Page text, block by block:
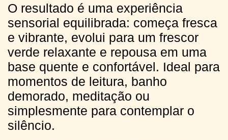
O resultado é uma experiência
sensorial equilibrada: começa fresca
e vibrante, evolui para um frescor
verde relaxante e repousa em uma
base quente e confortável. Ideal para
momentos de leitura, banho
demorado, meditação ou
simplesmente para contemplar o
silêncio.